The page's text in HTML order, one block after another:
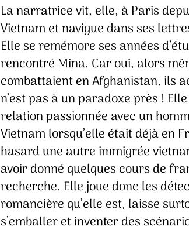
La narratrice vit, elle, à Paris
Vietnam et navigue dans ses
Elle se remémore ses années
rencontré Mina. Car oui, alors
combattaient en Afghanistan, ils
n’est pas à un paradoxe près !
relation passionnée avec un
Vietnam lorsqu’elle était déjà en
hasard une autre immigrée
avoir donné quelques cours de
recherche. Elle joue donc les
romancière qu’elle est, laisse
s’emballer et inventer des